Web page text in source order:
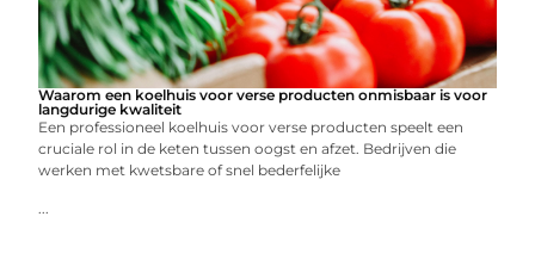
Waarom een koelhuis voor verse producten onmisbaar is voor
langdurige kwaliteit
Een professioneel koelhuis voor verse producten speelt een
cruciale rol in de keten tussen oogst en afzet. Bedrijven die
werken met kwetsbare of snel bederfelijke
...